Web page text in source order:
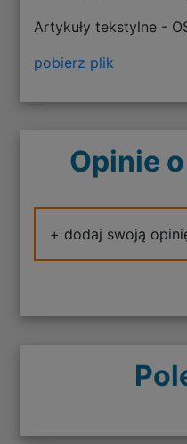
Artykuły tekstylne -
pobierz plik
Opinie
+ dodaj swoją